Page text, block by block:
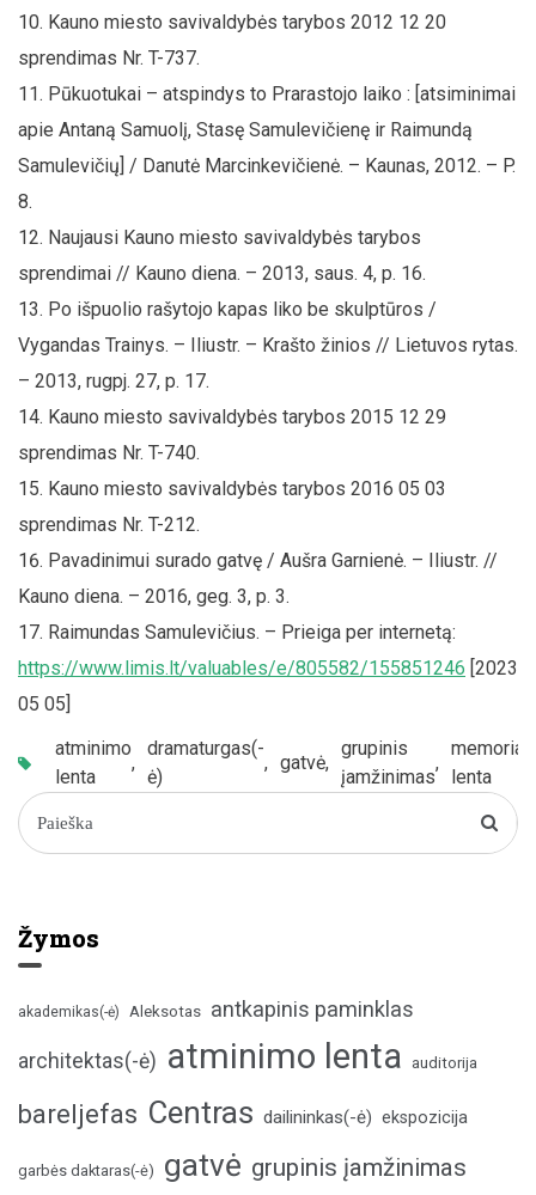
Kauno miesto savivaldybės tarybos 2012 12 20
sprendimas Nr. T-737.
Pūkuotukai – atspindys to Prarastojo laiko : [atsiminimai
apie Antaną Samuolį, Stasę Samulevičienę ir Raimundą
Samulevičių] / Danutė Marcinkevičienė. – Kaunas, 2012. – P.
8.
Naujausi Kauno miesto savivaldybės tarybos
sprendimai // Kauno diena. – 2013, saus. 4, p. 16.
Po išpuolio rašytojo kapas liko be skulptūros /
Vygandas Trainys. – Iliustr. – Krašto žinios // Lietuvos rytas.
– 2013, rugpj. 27, p. 17.
Kauno miesto savivaldybės tarybos 2015 12 29
sprendimas Nr. T-740.
Kauno miesto savivaldybės tarybos 2016 05 03
sprendimas Nr. T-212.
Pavadinimui surado gatvę / Aušra Garnienė. – Iliustr. //
Kauno diena. – 2016, geg. 3, p. 3.
Raimundas Samulevičius. – Prieiga per internetą:
https://www.limis.lt/valuables/e/805582/155851246 [2023
05 05]
atminimo
lenta
,
dramaturgas(-
ė)
, gatvė,
grupinis
įamžinimas
,
lenta
Žymos
akademikas(-ė) Aleksotas antkapinis paminklas
architektas(-ė) atminimo lenta auditorija
bareljefas Centras dailininkas(-ė) ekspozicija
garbės daktaras(-ė) gatvė grupinis įamžinimas